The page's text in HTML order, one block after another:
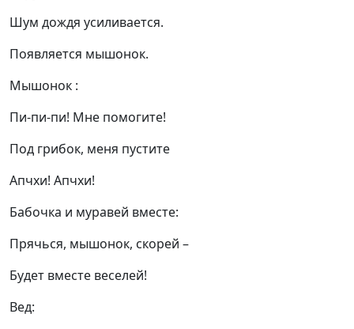
Шум дождя усиливается.
Появляется мышонок.
Мышонок :
Пи-пи-пи! Мне помогите!
Под грибок, меня пустите
Апчхи! Апчхи!
Бабочка и муравей вместе:
Прячься, мышонок, скорей –
Будет вместе веселей!
Вед: